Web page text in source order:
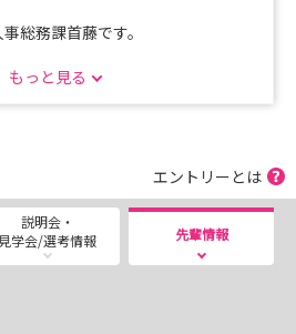
総務課首藤です。
できます。（土日祝日を除く）
ます。
もっと見る
エントリーとは
説明会・
見学会/選考情報
先輩情報